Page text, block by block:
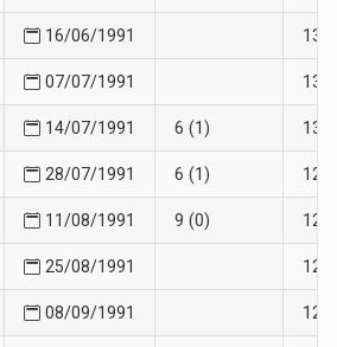
16/06/1991 13
07/07/1991 13
14/07/1991 6 (1) 13
28/07/1991 6 (1) 12
11/08/1991 9 (0) 12
25/08/1991 12
08/09/1991 12